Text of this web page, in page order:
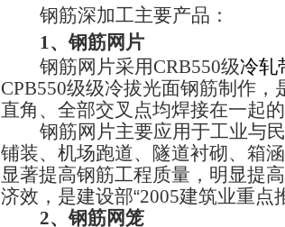
钢筋深加工主要产品：
1、钢筋网片
钢筋网片采用CRB550级冷轧
CPB550级级冷拔光面钢筋制作，
直角、全部交叉点均焊接在一起的
钢筋网片主要应用于工业与
铺装、机场跑道、隧道衬砌、箱
显著提高钢筋工程质量，明显提
济效，是建设部“2005建筑业重点
2、钢筋网笼